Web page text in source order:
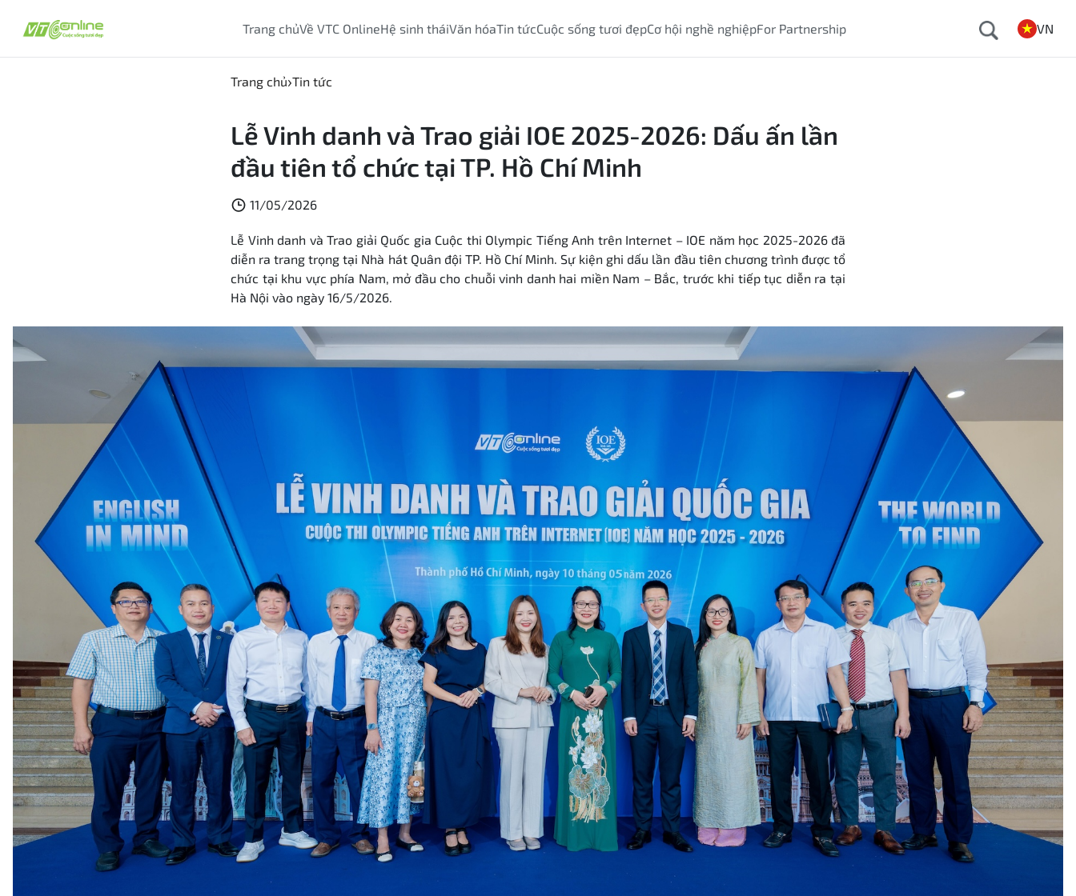
Trang chủVề VTC OnlineHệ sinh tháiVăn hóaTin tứcCuộc sống tươi đẹpCơ hội nghề nghiệpFor Partnership VN
Trang chủ Tin tức
Lễ Vinh danh và Trao giải IOE 2025-2026: Dấu ấn lần
đầu tiên tổ chức tại TP. Hồ Chí Minh
11/05/2026
Lễ Vinh danh và Trao giải Quốc gia Cuộc thi Olympic Tiếng Anh trên Internet – IOE năm học 2025-2026 đã
diễn ra trang trọng tại Nhà hát Quân đội TP. Hồ Chí Minh. Sự kiện ghi dấu lần đầu tiên chương trình được tổ
chức tại khu vực phía Nam, mở đầu cho chuỗi vinh danh hai miền Nam – Bắc, trước khi tiếp tục diễn ra tại
Hà Nội vào ngày 16/5/2026.